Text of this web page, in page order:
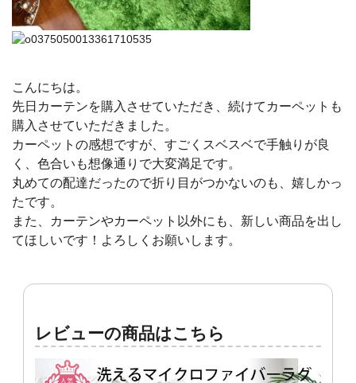
こんにちは。
先日カーテンを購入させていただき、続けてカーペットも
購入させていただきました。
カーペットの感想ですが、すごくスベスベで手触りが良
く、色合いも想像通りで大変満足です。
丸めての配達だったので折り目がつかないのも、嬉しかっ
たです。
また、カーテンやカーペット以外にも、新しい商品を出し
てほしいです！よろしくお願いします。
レビューの商品はこちら